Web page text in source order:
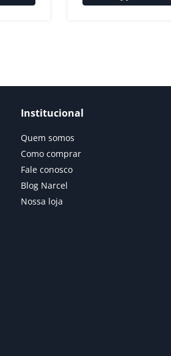
Institucional
Quem somos
Como comprar
Fale conosco
Blog Narcel
Nossa loja